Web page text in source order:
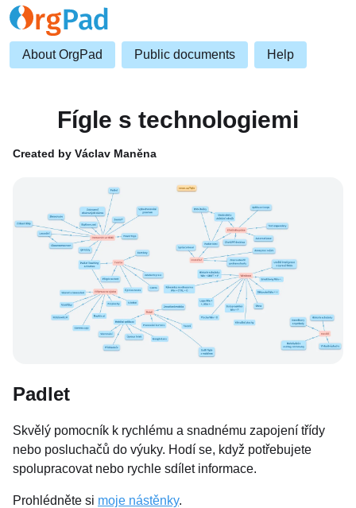
About OrgPad Public documents Help
Fígle s technologiemi
Created by Václav Maněna
Padlet
Skvělý pomocník k rychlému a snadnému zapojení třídy
nebo posluchačů do výuky. Hodí se, když potřebujete
spolupracovat nebo rychle sdílet informace.
Prohlédněte si moje nástěnky.